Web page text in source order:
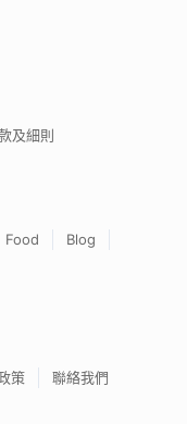
及細則
Food
Blog
策 聯絡我們